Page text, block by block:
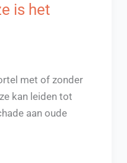
is het
met of zonder
kan leiden tot
aan oude